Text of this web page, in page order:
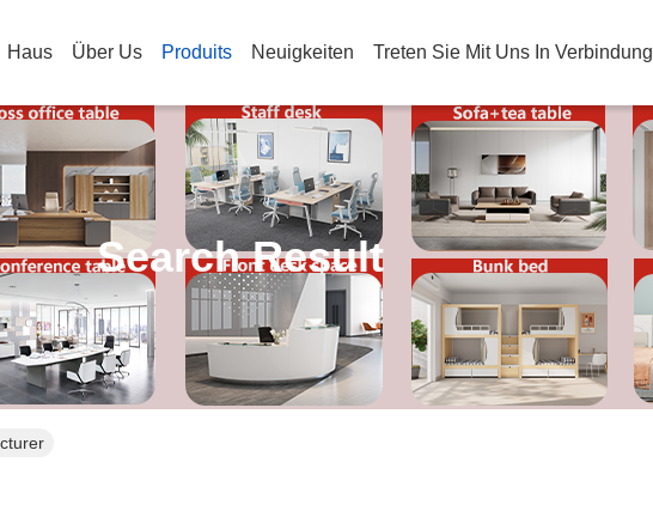
Haus Über Us Produits Neuigkeiten Treten Sie Mit Uns In Verbindung
Search Result